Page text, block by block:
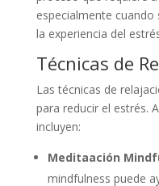
especialmente cuando
la experiencia del
Técnicas de
Las técnicas de
para reducir el estrés.
incluyen:
Meditaación
mindfulness puede